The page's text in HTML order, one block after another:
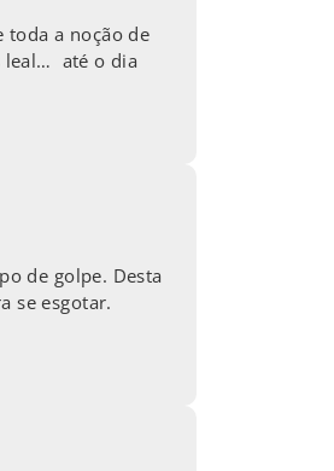
toda a noção de
leal… até o dia
de golpe. Desta
se esgotar.